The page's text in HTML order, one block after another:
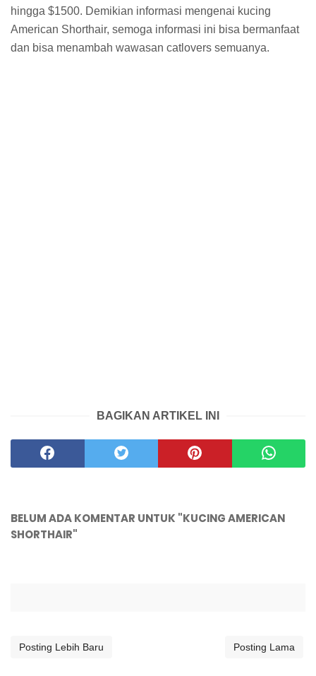
hingga $1500. Demikian informasi mengenai kucing
American Shorthair, semoga informasi ini bisa bermanfaat
dan bisa menambah wawasan catlovers semuanya.
BAGIKAN ARTIKEL INI
BELUM ADA KOMENTAR UNTUK "KUCING AMERICAN
SHORTHAIR"
Posting Lebih Baru Posting Lama